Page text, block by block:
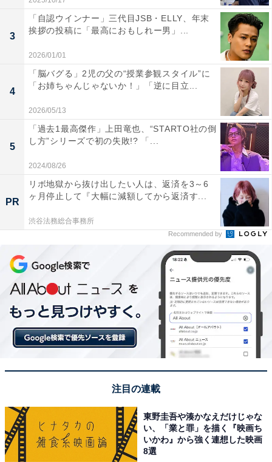
3
「自認ウインナー」三代目JSB・ELLY、年末
挨拶の投稿に「最高におもしれー男」...
2026/01/01
4
「脳バグる」2児の父の“授業参観スタイル”に
「お姉ちゃんじゃないか！」「逆に目立...
2026/05/13
5
「過去1最高傑作」上田竜也、“STARTO社の倒
し方”シリーズで初の失敗!? 「...
2024/08/26
PR
リボ地獄から抜け出したい人は、返済を3～6
ヶ月停止して『大幅に減額してから返済す...
渋谷法務総合事務所
Recommended by
注目の連載
東野圭吾や湊かなえだけじゃな
い、「業と罪」を描く『映画ち
いかわ』から強く連想した映画
8選